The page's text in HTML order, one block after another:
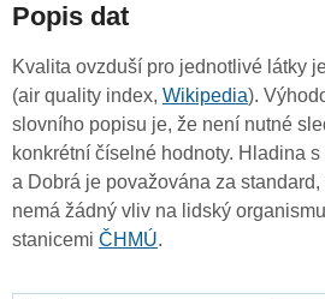
Popis dat
Kvalita ovzduší pro jednotlivé látky
(air quality index, Wikipedia).
slovního popisu je, že není nutné
konkrétní číselné hodnoty. Hladina
a Dobrá je považována za
nemá žádný vliv na lidský
stanicemi ČHMÚ.